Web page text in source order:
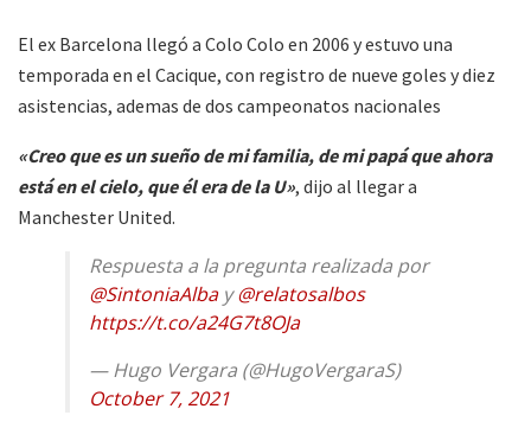
El ex Barcelona llegó a Colo Colo en 2006 y estuvo una
temporada en el Cacique, con registro de nueve goles y diez
asistencias, ademas de dos campeonatos nacionales
«Creo que es un sueño de mi familia, de mi papá que ahora
está en el cielo, que él era de la U», dijo al llegar a
Manchester United.
Respuesta a la pregunta realizada por
@SintoniaAlbay@relatosalbos
https://t.co/a24G7t8OJa
— Hugo Vergara (@HugoVergaraS)
October 7, 2021